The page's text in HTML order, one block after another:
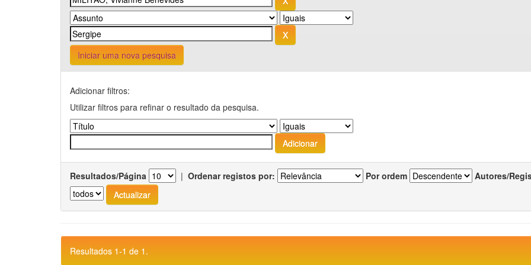
Iniciar uma nova pesquisa
Adicionar filtros:
Utilizar filtros para refinar o resultado da pesquisa.
Resultados/Página | Ordenar registos por: Por ordem Autores/
Resultados 1-1 de 1.